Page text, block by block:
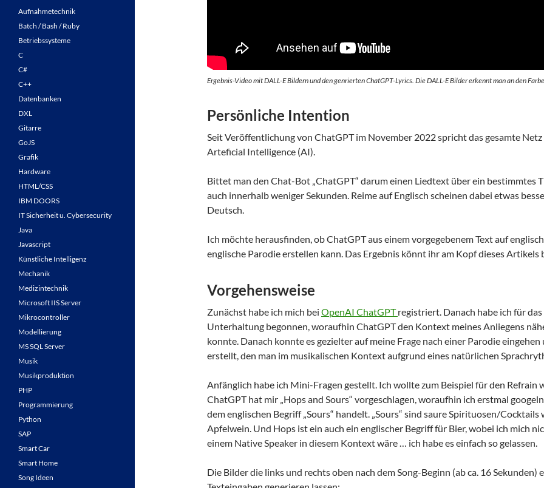
Ergebnis-Video mit DALL-E Bildern und den genrierten ChatGPT-Lyrics. Die DALL-E Bilder erkennt man an den
Persönliche Intention
Seit Veröffentlichung von ChatGPT im November 2022 spricht das gesamte
Arteficial Intelligence (AI).
Bittet man den Chat-Bot „ChatGPT“ darum einen Liedtext über ein bestimmtes
auch innerhalb weniger Sekunden. Reime auf Englisch scheinen dabei etwas
Deutsch.
Ich möchte herausfinden, ob ChatGPT aus einem vorgegebenem Text auf
englische Parodie erstellen kann. Das Ergebnis könnt ihr am Kopf dieses Artikels
Vorgehensweise
Zunächst habe ich mich bei OpenAI ChatGPTregistriert. Danach habe ich für
Unterhaltung begonnen, woraufhin ChatGPT den Kontext meines Anliegens
konnte. Danach konnte es gezielter auf meine Frage nach einer Parodie
erstellt, den man im musikalischen Kontext aufgrund eines natürlichen
Anfänglich habe ich Mini-Fragen gestellt. Ich wollte zum Beispiel für den Refrain
ChatGPT hat mir „Hops and Sours“ vorgeschlagen, woraufhin ich erstmal
dem englischen Begriff „Sours“ handelt. „Sours“ sind saure Spirituosen/Cocktails
Apfelwein. Und Hops ist ein auch ein englischer Begriff für Bier, wobei ich mich
einem Native Speaker in diesem Kontext wäre … ich habe es einfach so gelassen.
Die Bilder die links und rechts oben nach dem Song-Beginn (ab ca. 16
Aufnahmetechnik
Batch / Bash / Ruby
Betriebssysteme
C
C#
C++
Datenbanken
DXL
Gitarre
GoJS
Grafik
Hardware
HTML/CSS
IBM DOORS
IT Sicherheit u. Cybersecurity
Java
Javascript
Künstliche Intelligenz
Mechanik
Medizintechnik
Microsoft IIS Server
Mikrocontroller
Modellierung
MS SQL Server
Musik
Musikproduktion
PHP
Programmierung
Python
SAP
Smart Car
Smart Home
Song Ideen